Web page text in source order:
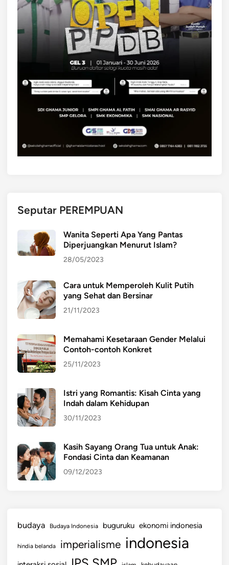
Seputar PEREMPUAN
Wanita Seperti Apa Yang Pantas
Diperjuangkan Menurut Islam?
28/05/2023
Cara untuk Memperoleh Kulit Putih
yang Sehat dan Bersinar
21/11/2023
Memahami Kesetaraan Gender Melalui
Contoh-contoh Konkret
25/11/2023
Istri yang Romantis: Kisah Cinta yang
Indah dalam Kehidupan
30/11/2023
Kasih Sayang Orang Tua untuk Anak:
Fondasi Cinta dan Keamanan
09/12/2023
budaya Budaya Indonesia buguruku ekonomi indonesia
hindia belanda imperialisme indonesia